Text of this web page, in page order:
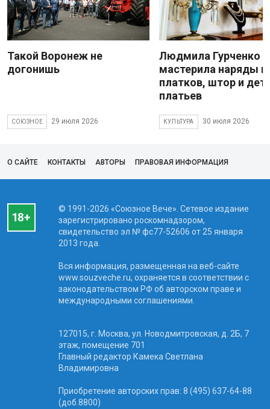
Такой Воронеж не
догонишь
СОЮЗНОЕ 29 июля 2026
Людмила Гурченко
мастерила наряды
платков, штор и
платьев
КУЛЬТУРА 30 июля 2026
О САЙТЕ КОНТАКТЫ АВТОРЫ ПРАВОВАЯ ИНФОРМАЦИЯ
© 1991-2026 «Союзное Вече». Сетевое издание
зарегистрировано роскомнадзором,
свидетельство эл № фc77-52606 от 25 января
2013 года.
Вся информация, размещенная на веб-сайте
www.souzveche.ru, охраняется в соответствии с
законодательством РФ об авторском праве и
международными соглашениями.
127015, г. Москва, ул. Новодмитровская, д. 2Б, 7
этаж, помещение 701
Главный редактор Камека Светлана
Владимировна
Приобретение авторских прав: 8 (495) 637-64-88
(доб.8800)